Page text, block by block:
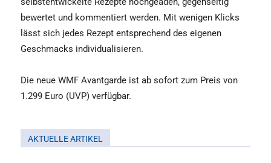
bewertet und kommentiert werden. Mit wenigen Klicks
lässt sich jedes Rezept entsprechend des eigenen
Geschmacks individualisieren.
Die neue WMF Avantgarde ist ab sofort zum Preis von
1.299 Euro (UVP) verfügbar.
AKTUELLE ARTIKEL